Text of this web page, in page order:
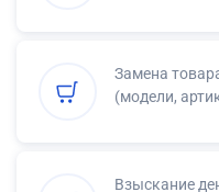
Замена
(модели,
Взыскание